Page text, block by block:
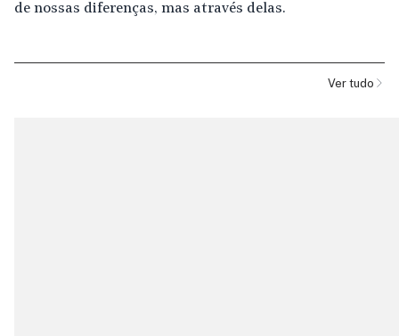
de nossas diferenças, mas através delas.
Ver tudo